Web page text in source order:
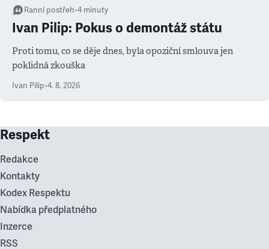
Ranní postřeh•4 minuty
Ivan Pilip: Pokus o demontáž státu
Proti tomu, co se děje dnes, byla opoziční smlouva jen
poklidná zkouška
Ivan Pilip•4. 8. 2026
Respekt
Redakce
Kontakty
Kodex Respektu
Nabídka předplatného
Inzerce
RSS